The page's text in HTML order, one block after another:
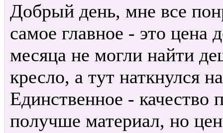
Добрый день, мне все
самое главное - это цена
месяца не могли найти
кресло, а тут наткнулся
Единственное - качество
получше материал, но